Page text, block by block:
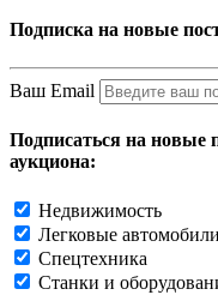
Подписка на новые
Ваш Email
Подписаться на новые
аукциона:
Недвижимость
Легковые автомобили
Спецтехника
Станки и